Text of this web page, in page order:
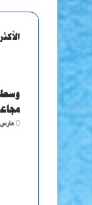
وسط
مارس 15, 2024